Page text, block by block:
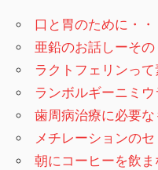
口と胃のために・
亜鉛のお話しーその
ラクトフェリンっ
ランボルギーニミ
歯周病治療に必要な
メチレーションの
朝にコーヒーを飲